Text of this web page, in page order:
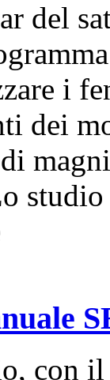
del
i
dei
con